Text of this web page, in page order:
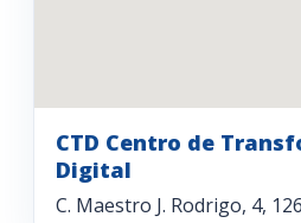
CTD Centro de
Digital
C. Maestro J. Rodrigo, 4,